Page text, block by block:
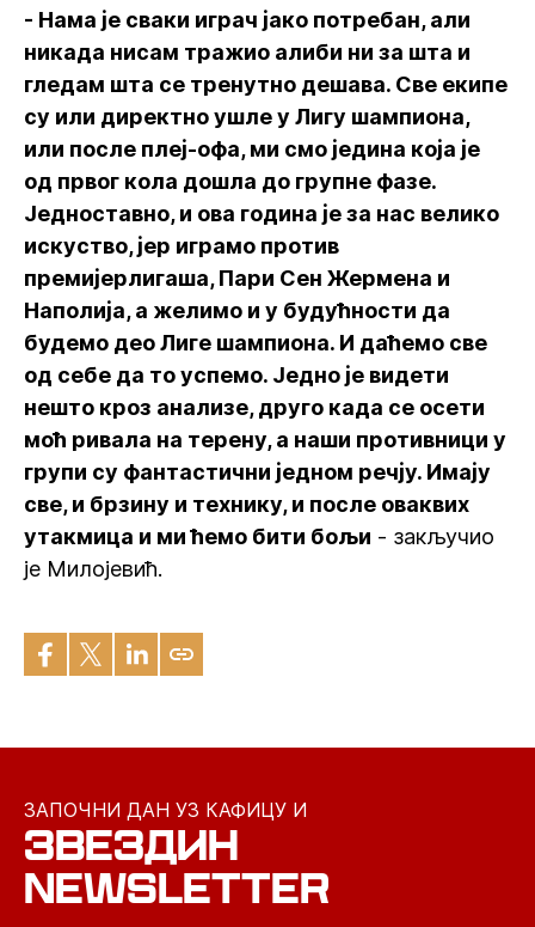
- Нама је сваки играч јако потребан, али
никада нисам тражио алиби ни за шта и
гледам шта се тренутно дешава. Све екипе
су или директно ушле у Лигу шампиона,
или после плеј-офа, ми смо једина која је
од првог кола дошла до групне фазе.
Једноставно, и ова година је за нас велико
искуство, јер играмо против
премијерлигаша, Пари Сен Жермена и
Наполија, а желимо и у будућности да
будемо део Лиге шампиона. И даћемо све
од себе да то успемо. Једно је видети
нешто кроз анализе, друго када се осети
моћ ривала на терену, а наши противници у
групи су фантастични једном речју. Имају
све, и брзину и технику, и после оваквих
утакмица и ми ћемо бити бољи - закључио
је Милојевић.
ЗАПОЧНИ ДАН УЗ КАФИЦУ И
ЗВЕЗДИН
NEWSLETTER